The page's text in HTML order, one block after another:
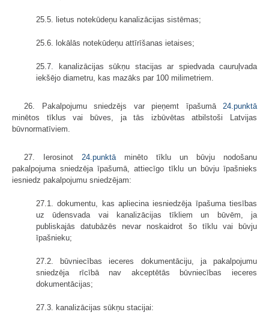
25.5. lietus notekūdeņu kanalizācijas sistēmas;
25.6. lokālās notekūdeņu attīrīšanas ietaises;
25.7. kanalizācijas sūkņu stacijas ar spiedvada cauruļvada
iekšējo diametru, kas mazāks par 100 milimetriem.
26. Pakalpojumu sniedzējs var pieņemt īpašumā 24.punktā
minētos tīklus vai būves, ja tās izbūvētas atbilstoši Latvijas
būvnormatīviem.
27. Ierosinot 24.punktāminēto tīklu un būvju nodošanu
pakalpojuma sniedzēja īpašumā, attiecīgo tīklu un būvju īpašnieks
iesniedz pakalpojumu sniedzējam:
27.1. dokumentu, kas apliecina iesniedzēja īpašuma tiesības
uz ūdensvada vai kanalizācijas tīkliem un būvēm, ja
publiskajās datubāzēs nevar noskaidrot šo tīklu vai būvju
īpašnieku;
27.2. būvniecības ieceres dokumentāciju, ja pakalpojumu
sniedzēja rīcībā nav akceptētās būvniecības ieceres
dokumentācijas;
27.3. kanalizācijas sūkņu stacijai: